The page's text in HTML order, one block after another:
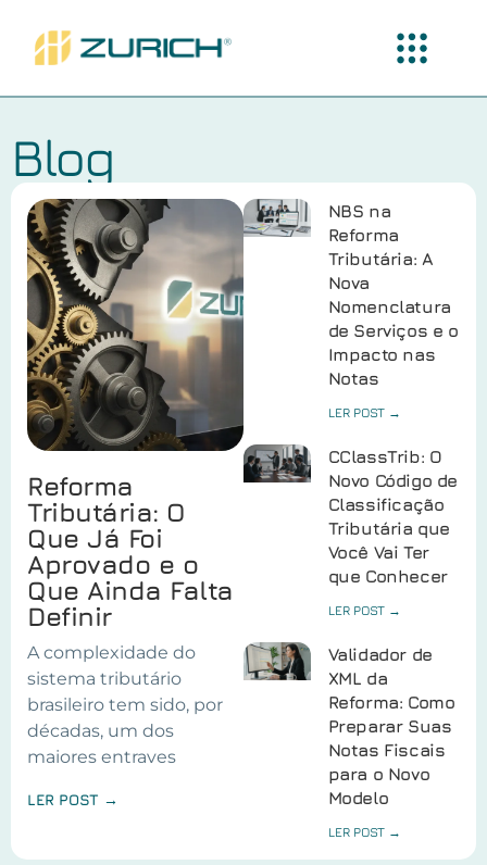
Blog
Reforma
Tributária: O
Que Já Foi
Aprovado e o
Que Ainda Falta
Definir
A complexidade do
sistema tributário
brasileiro tem sido, por
décadas, um dos
maiores entraves
LER POST →
NBS na
Reforma
Tributária: A
Nova
Nomenclatura
de Serviços e o
Impacto nas
Notas
LER POST →
CClassTrib: O
Novo Código de
Classificação
Tributária que
Você Vai Ter
que Conhecer
LER POST →
Validador de
XML da
Reforma: Como
Preparar Suas
Notas Fiscais
para o Novo
Modelo
LER POST →